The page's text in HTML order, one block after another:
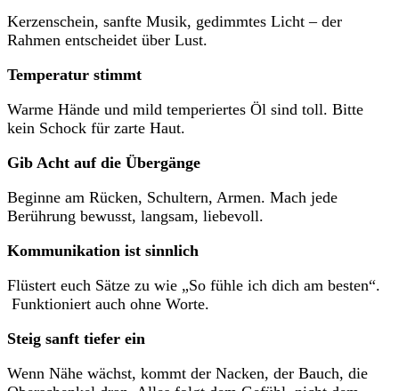
Kerzenschein, sanfte Musik, gedimmtes Licht – der
Rahmen entscheidet über Lust.
Temperatur stimmt
Warme Hände und mild temperiertes Öl sind toll. Bitte
kein Schock für zarte Haut.
Gib Acht auf die Übergänge
Beginne am Rücken, Schultern, Armen. Mach jede
Berührung bewusst, langsam, liebevoll.
Kommunikation ist sinnlich
Flüstert euch Sätze zu wie „So fühle ich dich am besten“.
Funktioniert auch ohne Worte.
Steig sanft tiefer ein
Wenn Nähe wächst, kommt der Nacken, der Bauch, die